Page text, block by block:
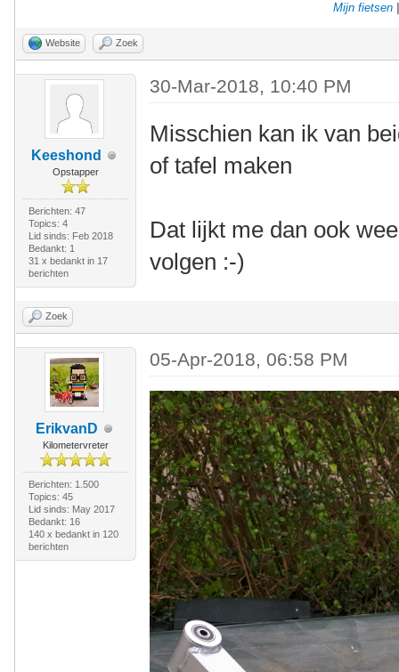
Mijn fietsen
Website Zoek
Keeshond
Opstapper
Berichten: 47
Topics: 4
Lid sinds: Feb 2018
Bedankt: 1
31 x bedankt in 17
berichten
30-Mar-2018, 10:40 PM
Misschien kan ik van
of tafel maken
Dat lijkt me dan ook
volgen :-)
Zoek
ErikvanD
Kilometervreter
Berichten: 1.500
Topics: 45
Lid sinds: May 2017
Bedankt: 16
140 x bedankt in 120
berichten
05-Apr-2018, 06:58 PM